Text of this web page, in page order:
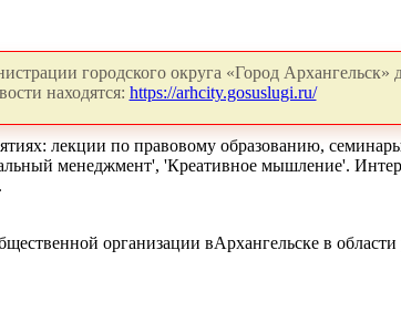
городского округа «Город Архангельск»
находятся: https://arhcity.gosuslugi.ru/
лекции по правовому образованию,
менеджмент', 'Креативное мышление'.
организации вАрхангельске в